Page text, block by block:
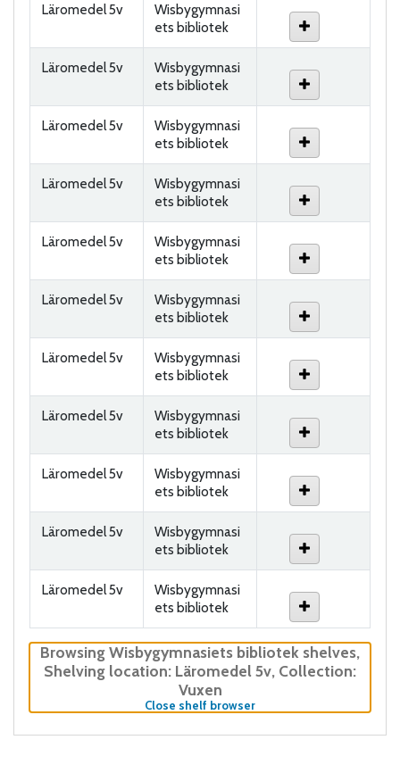
Läromedel 5v
Wisbygymnasi
ets bibliotek
Läromedel 5v
Wisbygymnasi
ets bibliotek
Läromedel 5v
Wisbygymnasi
ets bibliotek
Läromedel 5v
Wisbygymnasi
ets bibliotek
Läromedel 5v
Wisbygymnasi
ets bibliotek
Läromedel 5v
Wisbygymnasi
ets bibliotek
Läromedel 5v
Wisbygymnasi
ets bibliotek
Läromedel 5v
Wisbygymnasi
ets bibliotek
Läromedel 5v
Wisbygymnasi
ets bibliotek
Läromedel 5v
Wisbygymnasi
ets bibliotek
Läromedel 5v
Wisbygymnasi
ets bibliotek
Browsing Wisbygymnasiets bibliotek shelves,
Shelving location: Läromedel 5v, Collection:
Vuxen
Close shelf browser(Hides shelf browser)